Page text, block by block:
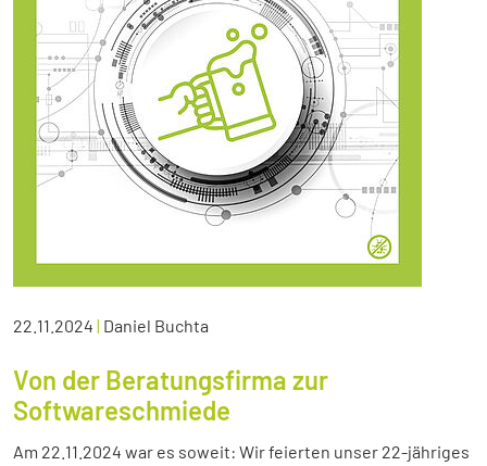
22.11.2024 | Daniel Buchta
Von der Beratungsfirma zur
Softwareschmiede
Am 22.11.2024 war es soweit: Wir feierten unser 22-jähriges